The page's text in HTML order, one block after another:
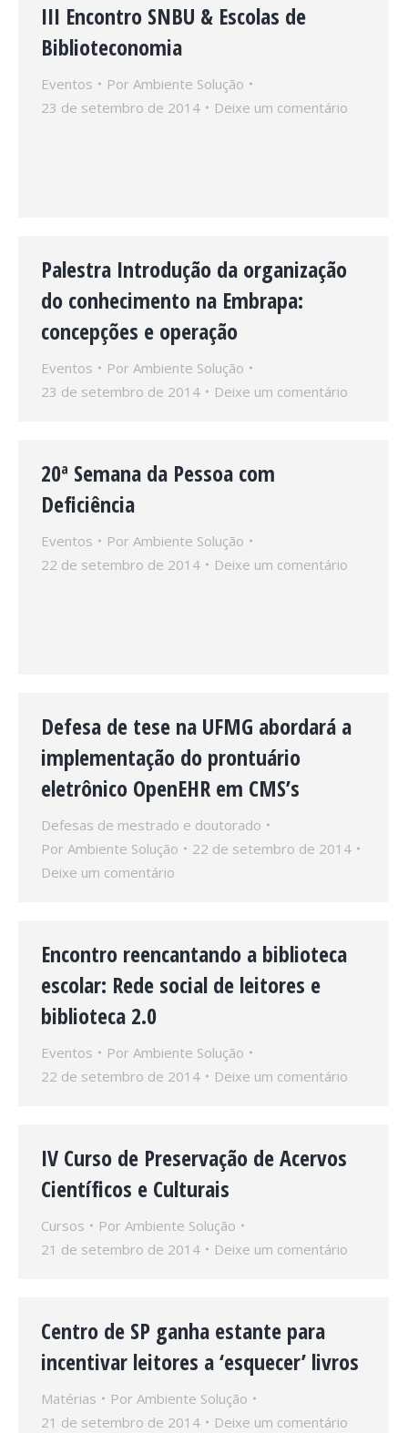
III Encontro SNBU & Escolas de
Biblioteconomia
Eventos Por Ambiente Solução
23 de setembro de 2014
Deixe um comentário
Palestra Introdução da organização
do conhecimento na Embrapa:
concepções e operação
Eventos Por Ambiente Solução
23 de setembro de 2014
Deixe um comentário
20ª Semana da Pessoa com
Deficiência
Eventos Por Ambiente Solução
22 de setembro de 2014
Deixe um comentário
Defesa de tese na UFMG abordará a
implementação do prontuário
eletrônico OpenEHR em CMS’s
Defesas de mestrado e doutorado
Por Ambiente Solução
22 de setembro de 2014
Deixe um comentário
Encontro reencantando a biblioteca
escolar: Rede social de leitores e
biblioteca 2.0
Eventos Por Ambiente Solução
22 de setembro de 2014
Deixe um comentário
IV Curso de Preservação de Acervos
Científicos e Culturais
Cursos Por Ambiente Solução
21 de setembro de 2014
Deixe um comentário
Centro de SP ganha estante para
incentivar leitores a ‘esquecer’ livros
Matérias Por Ambiente Solução
21 de setembro de 2014
Deixe um comentário